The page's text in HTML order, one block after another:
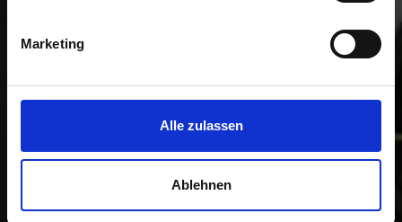
Marketing
Alle zulassen
Ablehnen